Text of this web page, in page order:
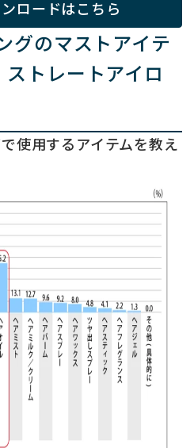
ロードはこちら
グのマストアイテ
トレートアイロ
使用するアイテムを教え